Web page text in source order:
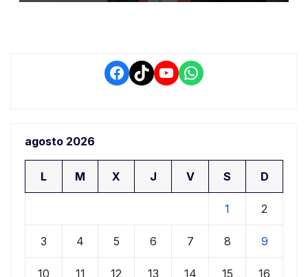
Facebook
TikTokYouTube
WhatsApp
agosto 2026
L M X J V S D
1 2
3 4 5 6 7 8 9
10 11 12 13 14 15 16